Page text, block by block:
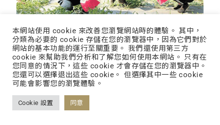
本網站使用 cookie 來改善您瀏覽網站時的體驗。 其中，
分類為必要的 cookie 存儲在您的瀏覽器中，因為它們對於
網站的基本功能的運行至關重要。 我們還使用第三方
cookie 來幫助我們分析和了解您如何使用本網站。 只有在
您同意的情況下，這些 cookie 才會存儲在您的瀏覽器中。
您還可以選擇退出這些 cookie。 但選擇其中一些 cookie
可能會影響您的瀏覽體驗。
Cookie 設置 同意